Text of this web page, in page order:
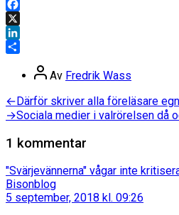
Facebook
X
LinkedIn
Inläggsförfattare
Av Fredrik Wass
Inläggsnavigering
←Föregående
inlägg:
Därför skriver alla föreläsare
→Nästa
Sociala medier i valrörelsen då
1 kommentar
"Svärjevännerna" vågar inte
Bisonblogsäger:
5 september, 2018 kl. 09:26